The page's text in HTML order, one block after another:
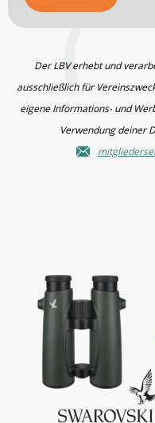
Der LBV erhebt und
ausschließlich für
eigene Informations- und
Verwendung deiner